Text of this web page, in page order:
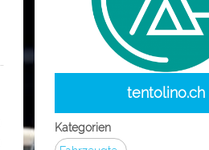
tentolino.ch
Kategorien